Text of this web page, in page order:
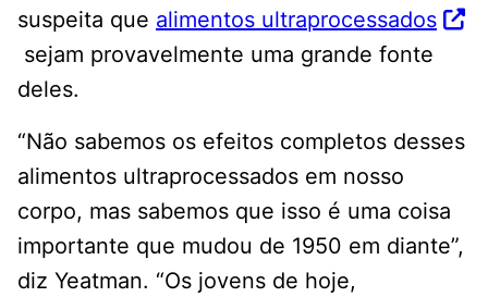
suspeita que alimentos ultraprocessados
​​sejam provavelmente uma grande fonte
deles.
“Não sabemos os efeitos completos desses
alimentos ultraprocessados ​​em nosso
corpo, mas sabemos que isso é uma coisa
importante que mudou de 1950 em diante”,
diz Yeatman. “Os jovens de hoje,